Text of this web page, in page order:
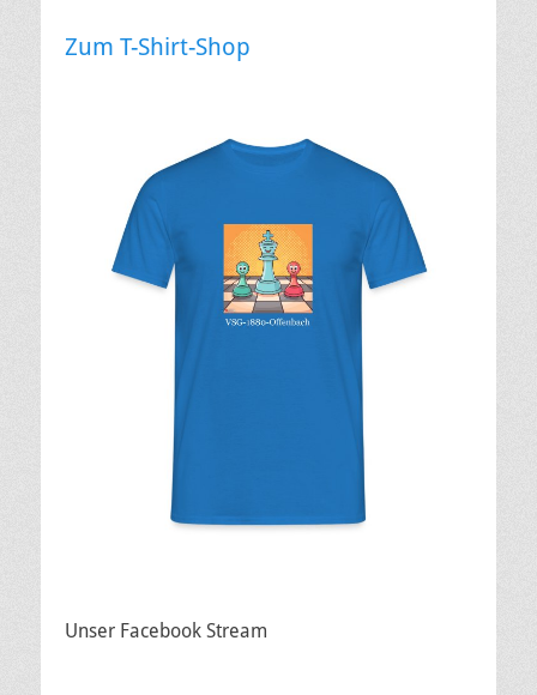
Zum T-Shirt-Shop
Unser Facebook Stream